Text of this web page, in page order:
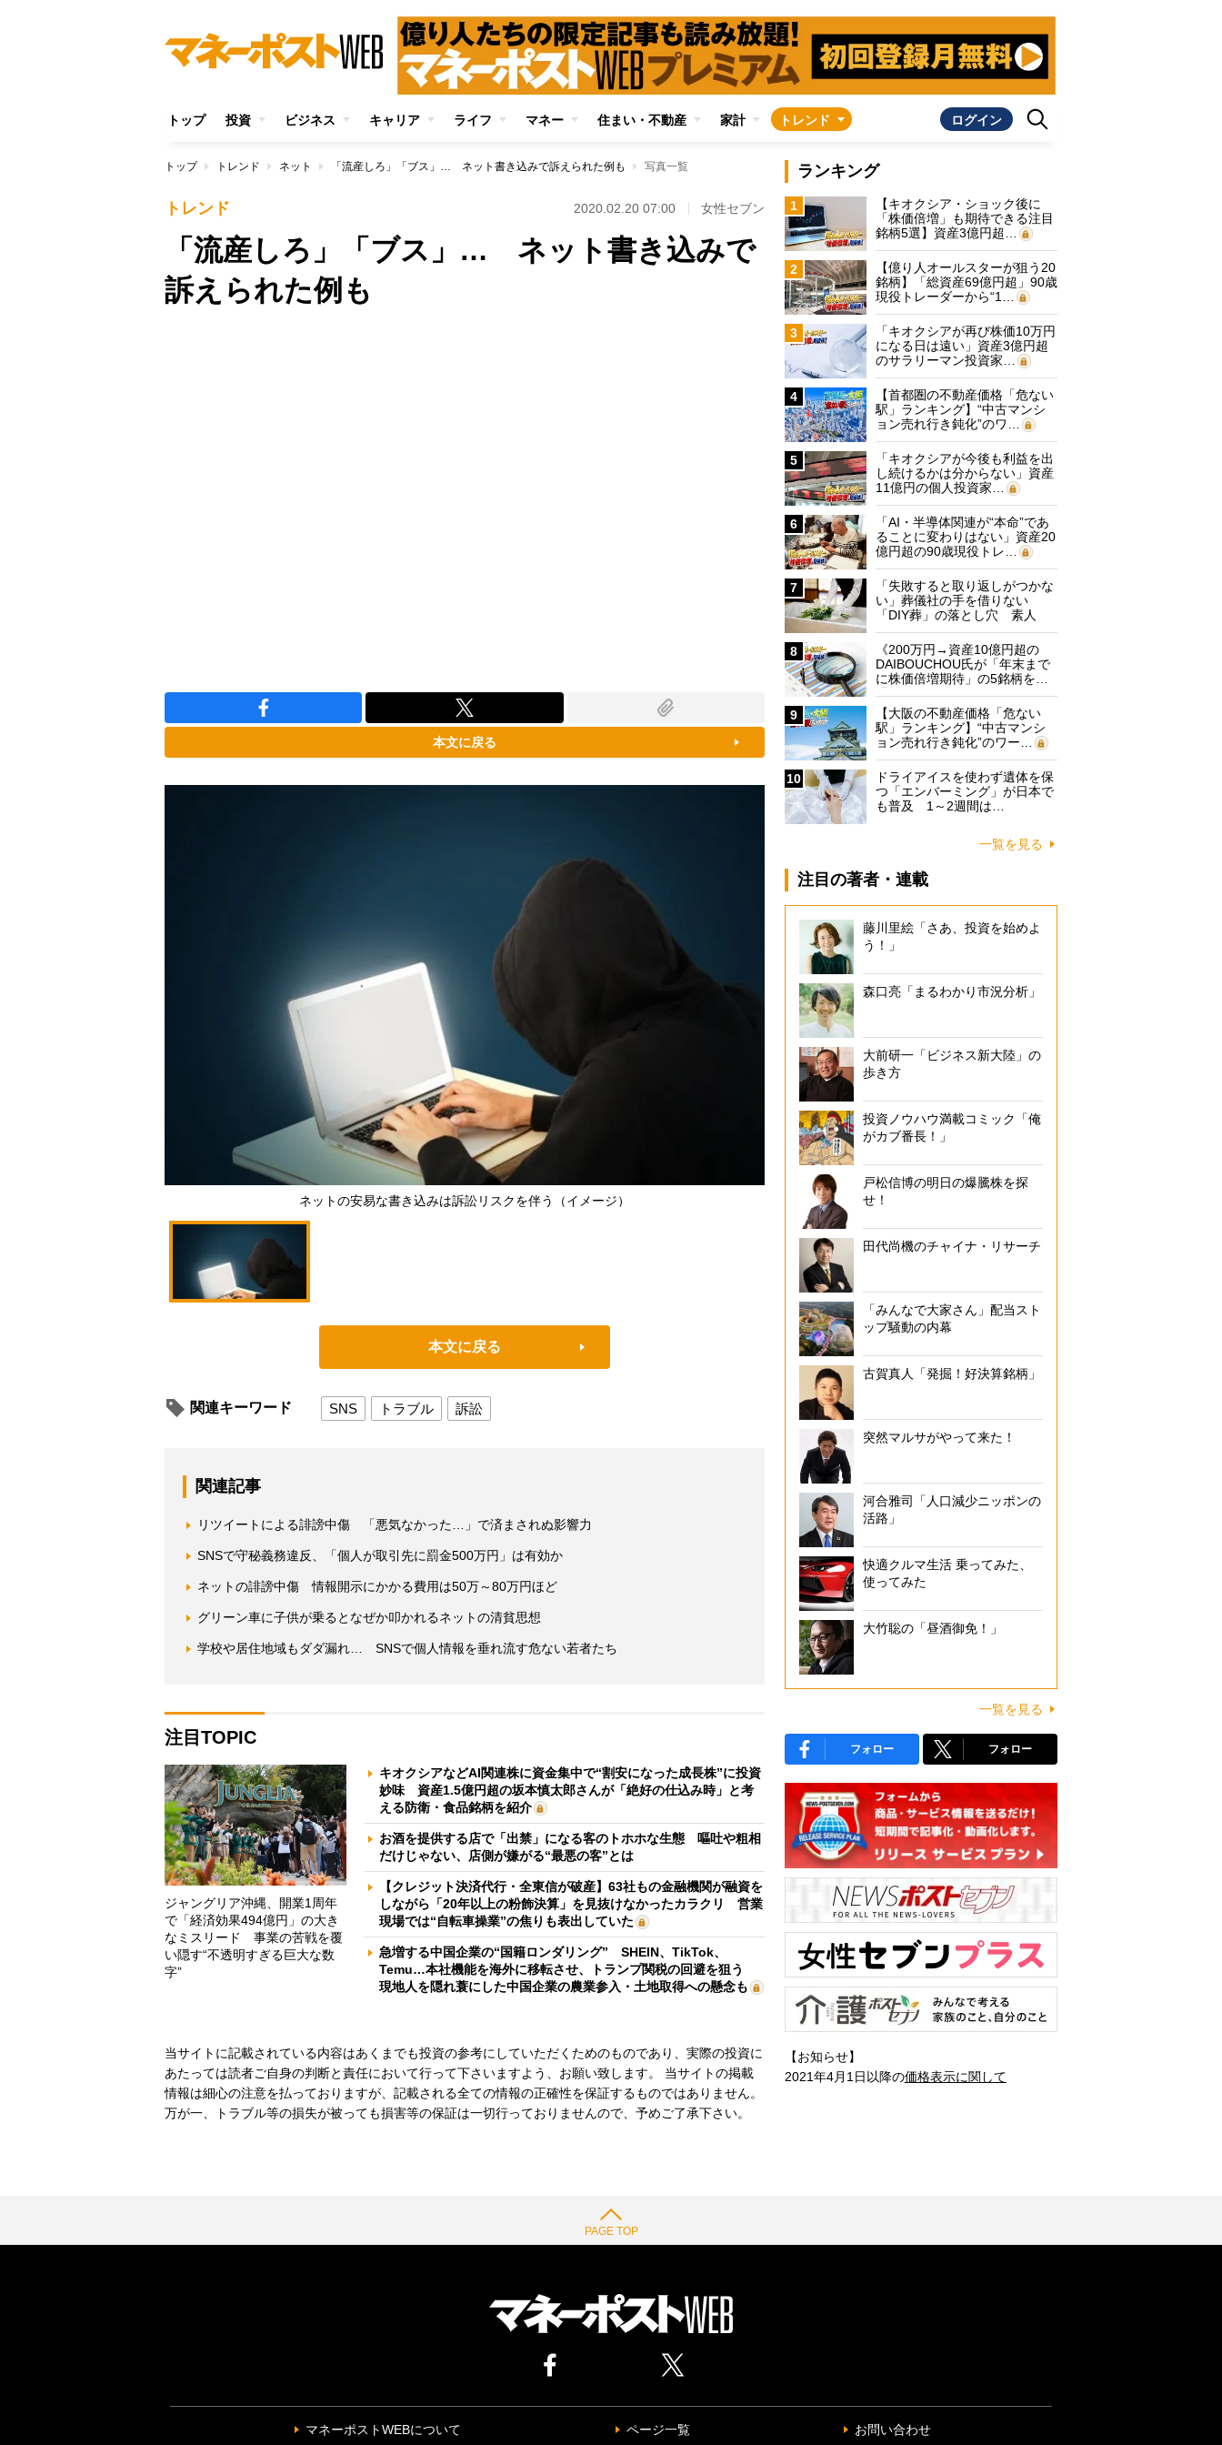
トップ 投資 ビジネス キャリア ライフ マネー 住まい・不動産 家計 トレンド ログイン
トップ トレンド ネット 「流産しろ」「ブス」… ネット書き込みで訴えられた例も 写真一覧
トレンド 2020.02.20 07:00 女性セブン
「流産しろ」「ブス」… ネット書き込みで
訴えられた例も
本文に戻る
ネットの安易な書き込みは訴訟リスクを伴う（イメージ）
本文に戻る
関連キーワード SNS トラブル 訴訟
関連記事
リツイートによる誹謗中傷 「悪気なかった…」で済まされぬ影響力
SNSで守秘義務違反、「個人が取引先に罰金500万円」は有効か
ネットの誹謗中傷 情報開示にかかる費用は50万～80万円ほど
グリーン車に子供が乗るとなぜか叩かれるネットの清貧思想
学校や居住地域もダダ漏れ… SNSで個人情報を垂れ流す危ない若者たち
注目TOPIC
ジャングリア沖縄、開業1周年
で「経済効果494億円」の大き
なミスリード 事業の苦戦を覆
い隠す“不透明すぎる巨大な数
字”
キオクシアなどAI関連株に資金集中で“割安になった成長株”に投資
妙味 資産1.5億円超の坂本慎太郎さんが「絶好の仕込み時」と考
える防衛・食品銘柄を紹介
お酒を提供する店で「出禁」になる客のトホホな生態 嘔吐や粗相
だけじゃない、店側が嫌がる“最悪の客”とは
【クレジット決済代行・全東信が破産】63社もの金融機関が融資を
しながら「20年以上の粉飾決算」を見抜けなかったカラクリ 営業
現場では“自転車操業”の焦りも表出していた
急増する中国企業の“国籍ロンダリング” SHEIN、TikTok、
Temu…本社機能を海外に移転させ、トランプ関税の回避を狙う
現地人を隠れ蓑にした中国企業の農業参入・土地取得への懸念も
当サイトに記載されている内容はあくまでも投資の参考にしていただくためのものであり、実際の投資に
あたっては読者ご自身の判断と責任において行って下さいますよう、お願い致します。 当サイトの掲載
情報は細心の注意を払っておりますが、記載される全ての情報の正確性を保証するものではありません。
万が一、トラブル等の損失が被っても損害等の保証は一切行っておりませんので、予めご了承下さい。
ランキング
1
【キオクシア・ショック後に
「株価倍増」も期待できる注目
銘柄5選】資産3億円超…
2
【億り人オールスターが狙う20
銘柄】「総資産69億円超」90歳
現役トレーダーから“1…
3
「キオクシアが再び株価10万円
になる日は遠い」資産3億円超
のサラリーマン投資家…
4
【首都圏の不動産価格「危ない
駅」ランキング】“中古マンシ
ョン売れ行き鈍化”のワ…
5
「キオクシアが今後も利益を出
し続けるかは分からない」資産
11億円の個人投資家…
6
「AI・半導体関連が“本命”であ
ることに変わりはない」資産20
億円超の90歳現役トレ…
7
「失敗すると取り返しがつかな
い」葬儀社の手を借りない
「DIY葬」の落とし穴 素人
に…
8
《200万円→資産10億円超の
DAIBOUCHOU氏が「年末まで
に株価倍増期待」の5銘柄を…
9
【大阪の不動産価格「危ない
駅」ランキング】“中古マンシ
ョン売れ行き鈍化”のワー…
10
ドライアイスを使わず遺体を保
つ「エンバーミング」が日本で
も普及 1～2週間は…
一覧を見る
注目の著者・連載
藤川里絵「さあ、投資を始めよ
う！」
森口亮「まるわかり市況分析」
大前研一「ビジネス新大陸」の
歩き方
投資ノウハウ満載コミック「俺
がカブ番長！」
戸松信博の明日の爆騰株を探
せ！
田代尚機のチャイナ・リサーチ
「みんなで大家さん」配当スト
ップ騒動の内幕
古賀真人「発掘！好決算銘柄」
突然マルサがやって来た！
河合雅司「人口減少ニッポンの
活路」
快適クルマ生活 乗ってみた、
使ってみた
大竹聡の「昼酒御免！」
一覧を見る
フォロー フォロー
【お知らせ】
2021年4月1日以降の価格表示に関して
PAGE TOP
マネーポストWEBについて ページ一覧 お問い合わせ